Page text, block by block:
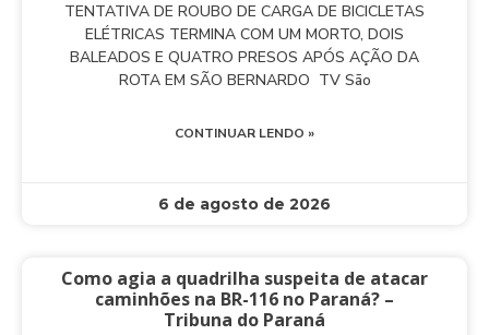
TENTATIVA DE ROUBO DE CARGA DE BICICLETAS
ELÉTRICAS TERMINA COM UM MORTO, DOIS
BALEADOS E QUATRO PRESOS APÓS AÇÃO DA
ROTA EM SÃO BERNARDO TV São
CONTINUAR LENDO »
6 de agosto de 2026
Como agia a quadrilha suspeita de atacar
caminhões na BR-116 no Paraná? –
Tribuna do Paraná